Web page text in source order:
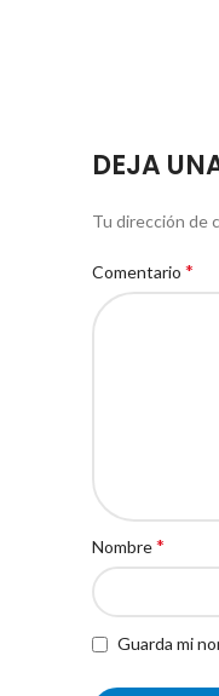
DEJA
Tu dirección de
Comentario *
Nombre*
Guarda mi